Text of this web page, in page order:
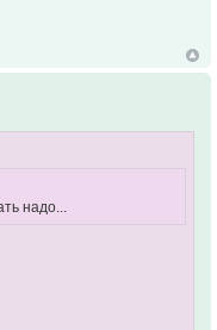
надо...